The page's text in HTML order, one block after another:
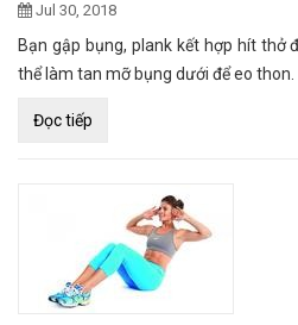
Jul 30, 2018
Bạn gập bụng, plank kết hợp hít thở
thể làm tan mỡ bụng dưới để eo thon.
Đọc tiếp